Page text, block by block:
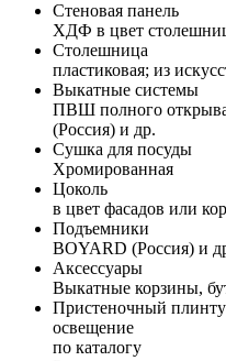
Стеновая панель
ХДФ в цвет
Столешница
пластиковая; из
Выкатные системы
ПВШ полного
(Россия) и др.
Сушка для посуды
Хромированная
Цоколь
в цвет фасадов или
Подъемники
BOYARD (Россия) и
Аксессуары
Выкатные корзины,
Пристеночный
освещение
по каталогу